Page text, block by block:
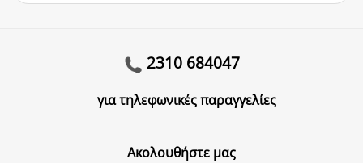
2310 684047
για τηλεφωνικές παραγγελίες
Ακολουθήστε μας